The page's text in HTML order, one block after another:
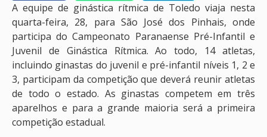
A equipe de ginástica rítmica de Toledo viaja nesta
quarta-feira, 28, para São José dos Pinhais, onde
participa do Campeonato Paranaense Pré-Infantil e
Juvenil de Ginástica Rítmica. Ao todo, 14 atletas,
incluindo ginastas do juvenil e pré-infantil níveis 1, 2 e
3, participam da competição que deverá reunir atletas
de todo o estado. As ginastas competem em três
aparelhos e para a grande maioria será a primeira
competição estadual.